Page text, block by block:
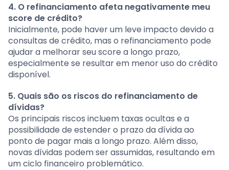
4. O refinanciamento afeta negativamente meu
score de crédito?
Inicialmente, pode haver um leve impacto devido a
consultas de crédito, mas o refinanciamento pode
ajudar a melhorar seu score a longo prazo,
especialmente se resultar em menor uso do crédito
disponível.
5. Quais são os riscos do refinanciamento de
dívidas?
Os principais riscos incluem taxas ocultas e a
possibilidade de estender o prazo da dívida ao
ponto de pagar mais a longo prazo. Além disso,
novas dívidas podem ser assumidas, resultando em
um ciclo financeiro problemático.